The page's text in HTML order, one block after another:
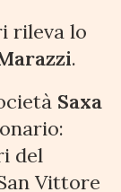
rileva lo
.
Saxa
del
Vittore